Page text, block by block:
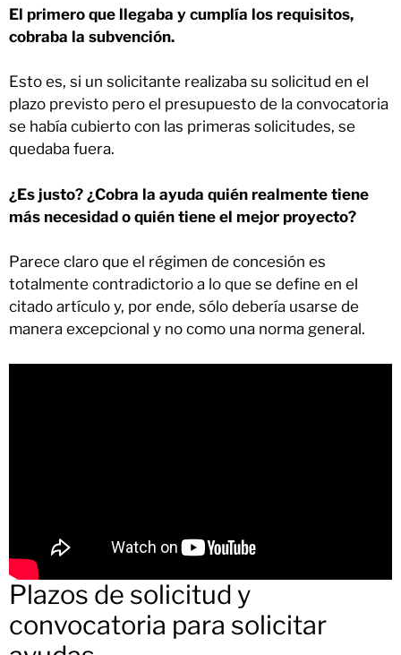
El primero que llegaba y cumplía los requisitos,
cobraba la subvención.
Esto es, si un solicitante realizaba su solicitud en el
plazo previsto pero el presupuesto de la convocatoria
se había cubierto con las primeras solicitudes, se
quedaba fuera.
¿Es justo? ¿Cobra la ayuda quién realmente tiene
más necesidad o quién tiene el mejor proyecto?
Parece claro que el régimen de concesión es
totalmente contradictorio a lo que se define en el
citado artículo y, por ende, sólo debería usarse de
manera excepcional y no como una norma general.
Plazos de solicitud y
convocatoria para solicitar